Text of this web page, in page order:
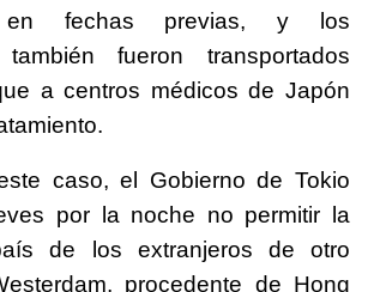
en fechas previas, y los
también fueron transportados
a centros médicos de Japón
caso, el Gobierno de Tokio
por la noche no permitir la
de los extranjeros de otro
procedente de Hong